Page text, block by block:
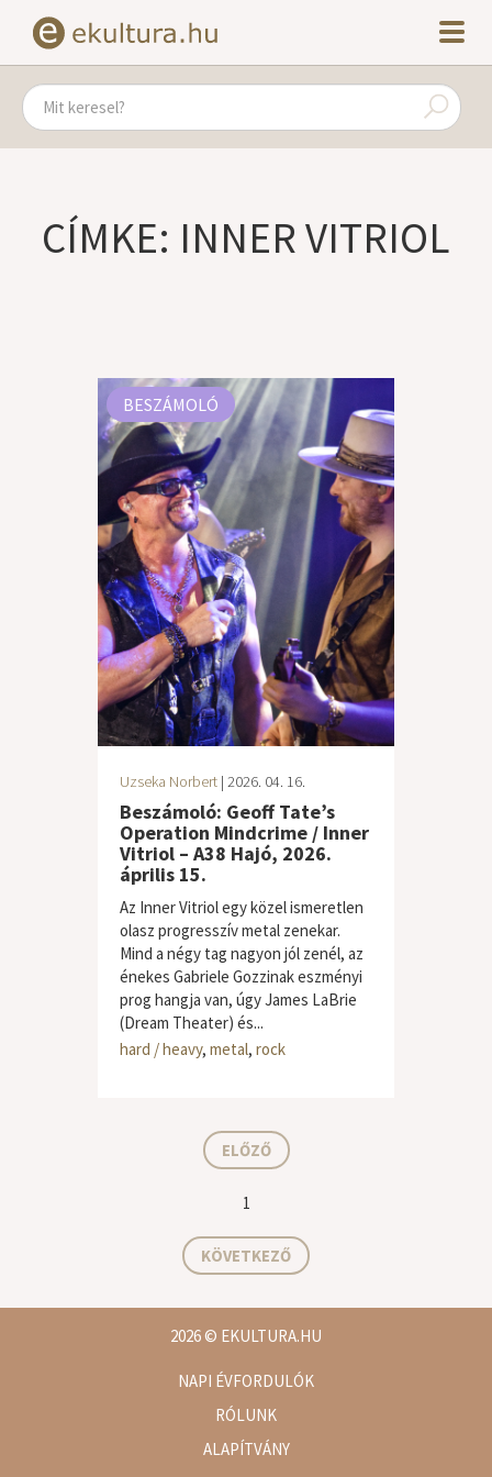
CÍMKE: INNER VITRIOL
BESZÁMOLÓ
Uzseka Norbert | 2026. 04. 16.
Beszámoló: Geoff Tate’s
Operation Mindcrime / Inner
Vitriol – A38 Hajó, 2026.
április 15.
Az Inner Vitriol egy közel ismeretlen
olasz progresszív metal zenekar.
Mind a négy tag nagyon jól zenél, az
énekes Gabriele Gozzinak eszményi
prog hangja van, úgy James LaBrie
(Dream Theater) és...
hard / heavy, metal, rock
ELŐZŐ
1
KÖVETKEZŐ
2026© EKULTURA.HU
NAPI ÉVFORDULÓK
RÓLUNK
ALAPÍTVÁNY